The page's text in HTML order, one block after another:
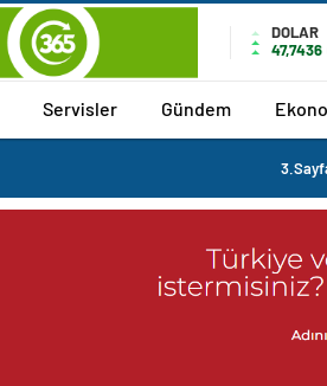
DOLAR
47,7436
Servisler Gündem